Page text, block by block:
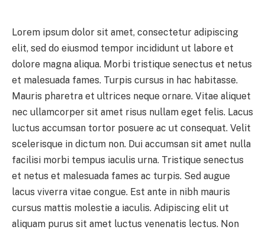
Lorem ipsum dolor sit amet, consectetur adipiscing
elit, sed do eiusmod tempor incididunt ut labore et
dolore magna aliqua. Morbi tristique senectus et netus
et malesuada fames. Turpis cursus in hac habitasse.
Mauris pharetra et ultrices neque ornare. Vitae aliquet
nec ullamcorper sit amet risus nullam eget felis. Lacus
luctus accumsan tortor posuere ac ut consequat. Velit
scelerisque in dictum non. Dui accumsan sit amet nulla
facilisi morbi tempus iaculis urna. Tristique senectus
et netus et malesuada fames ac turpis. Sed augue
lacus viverra vitae congue. Est ante in nibh mauris
cursus mattis molestie a iaculis. Adipiscing elit ut
aliquam purus sit amet luctus venenatis lectus. Non